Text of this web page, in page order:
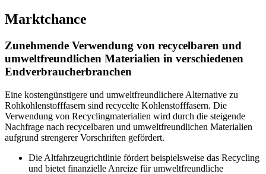
Marktchance
Zunehmende Verwendung von recycelbaren und
umweltfreundlichen Materialien in verschiedenen
Endverbraucherbranchen
Eine kostengünstigere und umweltfreundlichere Alternative zu
Rohkohlenstofffasern sind recycelte Kohlenstofffasern. Die
Verwendung von Recyclingmaterialien wird durch die steigende
Nachfrage nach recycelbaren und umweltfreundlichen Materialien
aufgrund strengerer Vorschriften gefördert.
Die Altfahrzeugrichtlinie fördert beispielsweise das Recycling
und bietet finanzielle Anreize für umweltfreundliche